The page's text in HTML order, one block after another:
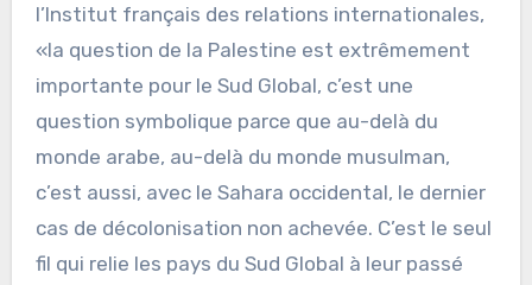
l’Institut français des relations internationales,
«la question de la Palestine est extrêmement
importante pour le Sud Global, c’est une
question symbolique parce que au-delà du
monde arabe, au-delà du monde musulman,
c’est aussi, avec le Sahara occidental, le dernier
cas de décolonisation non achevée. C’est le seul
fil qui relie les pays du Sud Global à leur passé